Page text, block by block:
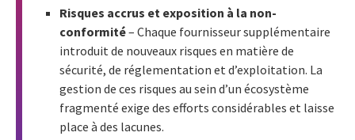
Risques accrus et exposition à la non-
conformité– Chaque fournisseur supplémentaire
introduit de nouveaux risques en matière de
sécurité, de réglementation et d’exploitation. La
gestion de ces risques au sein d’un écosystème
fragmenté exige des efforts considérables et laisse
place à des lacunes.